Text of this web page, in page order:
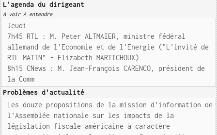
L'agenda du dirigeant
A voir A entendre
Jeudi
7h45 RTL : M. Peter ALTMAIER, ministre fédéral
allemand de l'Economie et de l'Energie ("L'invité de
RTL MATIN" - Elizabeth MARTICHOUX)
8h15 CNews : M. Jean-François CARENCO, président de
la Comm
Problèmes d'actualité
Les douze propositions de la mission d'information de
l'Assemblée nationale sur les impacts de la
législation fiscale américaine à caractère